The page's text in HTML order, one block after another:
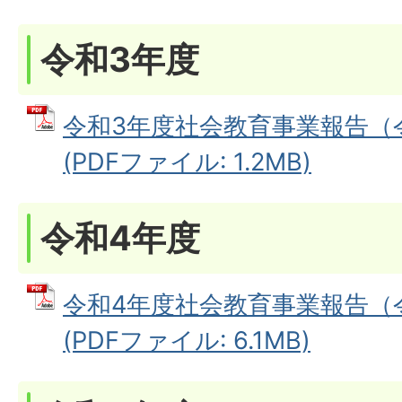
令和3年度
令和3年度社会教育事業報告
(PDFファイル: 1.2MB)
令和4年度
令和4年度社会教育事業報告
(PDFファイル: 6.1MB)